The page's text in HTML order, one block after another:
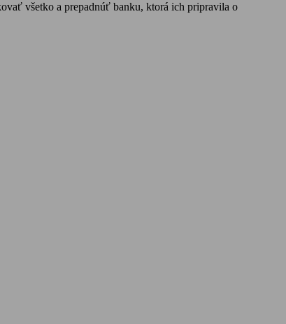
všetko a prepadnúť banku, ktorá ich pripravila o